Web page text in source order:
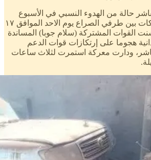
حالة من الهدوء النسبي في الأسبوع
المنصرم عادت الاشتباكات بين طرفي الصراع يوم الاحد الموافق ١٧
حيث شنت القوات المشتركة (سلام جوبا) المساندة
هجوما على إرتكازات قوات الدعم
ودارت معركة استمرت لثلاث ساعات